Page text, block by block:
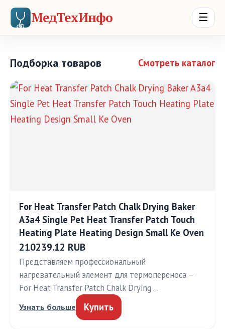
МедТехИнфо ☰
Подборка товаров Смотреть каталог
For Heat Transfer Patch Chalk Drying Baker
A3a4 Single Pet Heat Transfer Patch Touch
Heating Plate Heating Design Small Ke Oven
210239.12 RUB
Представляем профессиональный
нагревательный элемент для термопереноса —
For Heat Transfer Patch Chalk Drying …
Узнать больше Купить